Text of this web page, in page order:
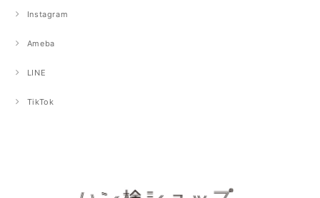
Instagram
Ameba
LINE
TikTok